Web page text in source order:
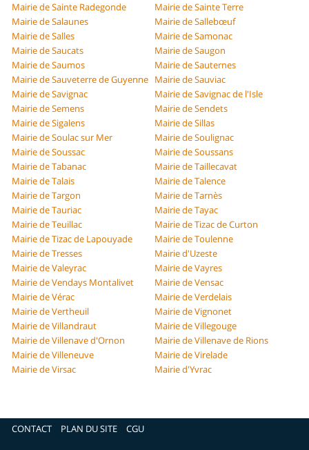
Mairie de Sainte Radegonde
Mairie de Sainte Terre
Mairie de Salaunes
Mairie de Sallebœuf
Mairie de Salles
Mairie de Samonac
Mairie de Saucats
Mairie de Saugon
Mairie de Saumos
Mairie de Sauternes
Mairie de Sauveterre de Guyenne Mairie de Sauviac
Mairie de Savignac
Mairie de Savignac de l'Isle
Mairie de Semens
Mairie de Sendets
Mairie de Sigalens
Mairie de Sillas
Mairie de Soulac sur Mer
Mairie de Soulignac
Mairie de Soussac
Mairie de Soussans
Mairie de Tabanac
Mairie de Taillecavat
Mairie de Talais
Mairie de Talence
Mairie de Targon
Mairie de Tarnès
Mairie de Tauriac
Mairie de Tayac
Mairie de Teuillac
Mairie de Tizac de Curton
Mairie de Tizac de Lapouyade
Mairie de Toulenne
Mairie de Tresses
Mairie d'Uzeste
Mairie de Valeyrac
Mairie de Vayres
Mairie de Vendays Montalivet
Mairie de Vensac
Mairie de Vérac
Mairie de Verdelais
Mairie de Vertheuil
Mairie de Vignonet
Mairie de Villandraut
Mairie de Villegouge
Mairie de Villenave d'Ornon
Mairie de Villenave de Rions
Mairie de Villeneuve
Mairie de Virelade
Mairie de Virsac
Mairie d'Yvrac
CONTACT PLAN DU SITE CGU